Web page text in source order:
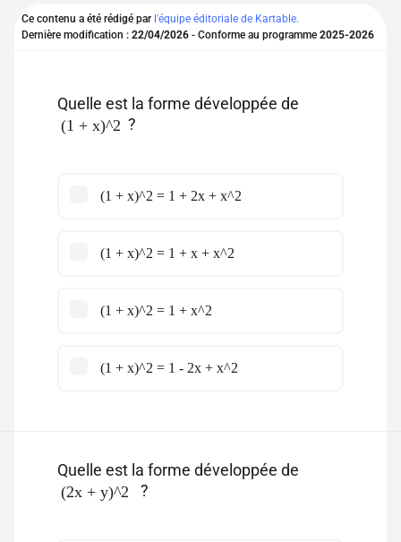
Se connecter
Pour profiter de 10 contenus offerts.
Ce contenu a été rédigé par l'équipe éditoriale de Kartable.
Dernière modification : 22/04/2026 - Conforme au programme 2025-2026
Quelle est la forme développée de
(1 + x)^2 ?
(1 + x)^2 = 1 + 2x + x^2
(1 + x)^2 = 1 + x + x^2
(1 + x)^2 = 1 + x^2
(1 + x)^2 = 1 - 2x + x^2
Quelle est la forme développée de
(2x + y)^2 ?